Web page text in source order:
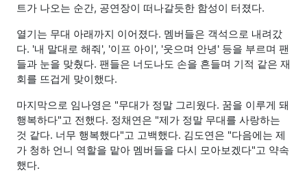
트가 나오는 순간, 공연장이 떠나갈듯한 함성이 터졌다.
열기는 무대 아래까지 이어졌다. 멤버들은 객석으로 내려갔
다. '내 말대로 해줘', '이프 아이', '웃으며 안녕' 등을 부르며 팬
들과 눈을 맞췄다. 팬들은 너도나도 손을 흔들며 기적 같은 재
회를 뜨겁게 맞이했다.
마지막으로 임나영은 "무대가 정말 그리웠다. 꿈을 이루게 돼
행복하다"고 전했다. 정채연은 "제가 정말 무대를 사랑하는
것 같다. 너무 행복했다"고 고백했다. 김도연은 "다음에는 제
가 청하 언니 역할을 맡아 멤버들을 다시 모아보겠다"고 약속
했다.